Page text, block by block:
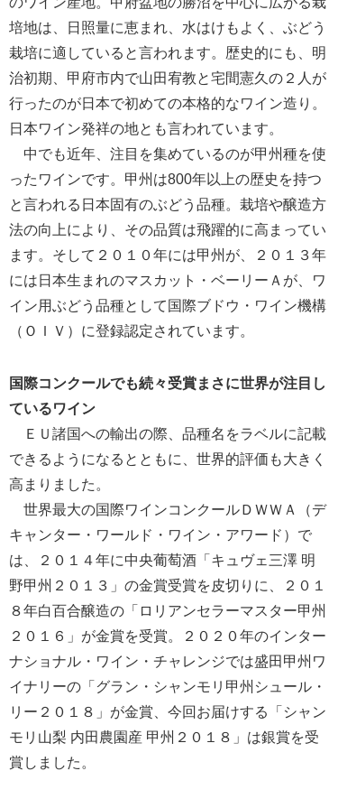
培地は、日照量に恵まれ、水はけもよく、ぶどう
栽培に適していると言われます。歴史的にも、明
治初期、甲府市内で山田宥教と宅間憲久の２人が
行ったのが日本で初めての本格的なワイン造り。
日本ワイン発祥の地とも言われています。
中でも近年、注目を集めているのが甲州種を使
ったワインです。甲州は800年以上の歴史を持つ
と言われる日本固有のぶどう品種。栽培や醸造方
法の向上により、その品質は飛躍的に高まってい
ます。そして２０１０年には甲州が、２０１３年
には日本生まれのマスカット・ベーリーＡが、ワ
イン用ぶどう品種として国際ブドウ・ワイン機構
（ＯＩＶ）に登録認定されています。
国際コンクールでも続々受賞まさに世界が注目し
ているワイン
ＥＵ諸国への輸出の際、品種名をラベルに記載
できるようになるとともに、世界的評価も大きく
高まりました。
世界最大の国際ワインコンクールＤＷＷＡ（デ
キャンター・ワールド・ワイン・アワード）で
は、２０１４年に中央葡萄酒「キュヴェ三澤 明
野甲州２０１３」の金賞受賞を皮切りに、２０１
８年白百合醸造の「ロリアンセラーマスター甲州
２０１６」が金賞を受賞。２０２０年のインター
ナショナル・ワイン・チャレンジでは盛田甲州ワ
イナリーの「グラン・シャンモリ甲州シュール・
リー２０１８」が金賞、今回お届けする「シャン
モリ山梨 内田農園産 甲州２０１８」は銀賞を受
賞しました。